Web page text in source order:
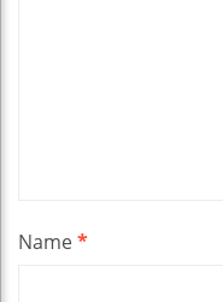
Name*